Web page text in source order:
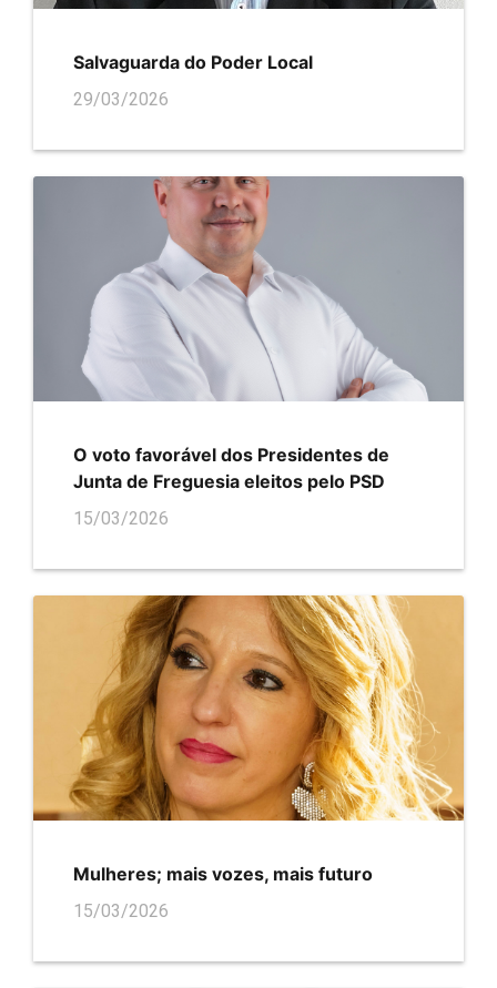
Salvaguarda do Poder Local
29/03/2026
O voto favorável dos Presidentes de
Junta de Freguesia eleitos pelo PSD
15/03/2026
Mulheres; mais vozes, mais futuro
15/03/2026